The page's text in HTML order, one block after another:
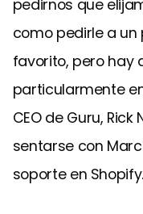
pedirnos que
como pedirle a un
favorito, pero hay
particularmente
CEO de Guru,
sentarse con
soporte en Shopify.